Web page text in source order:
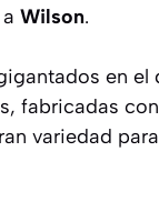
Wilson.
en el
fabricadas
variedad